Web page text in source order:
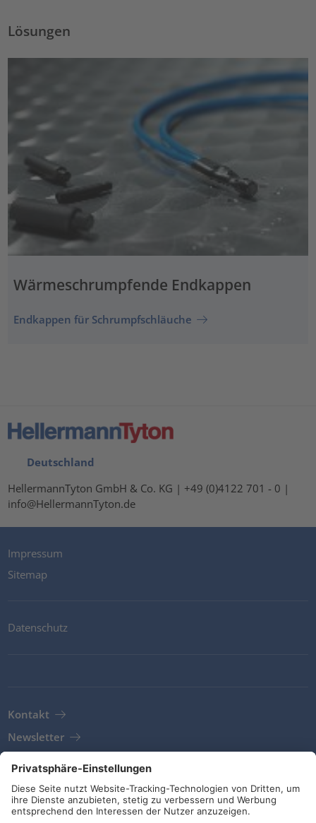
Lösungen
Wärmeschrumpfende Endkappen
Endkappen für Schrumpfschläuche
Deutschland
HellermannTyton GmbH & Co. KG | +49 (0)4122 701 - 0 |
info@HellermannTyton.de
Impressum
Sitemap
Datenschutz
Kontakt
Newsletter
AGB
Richtlinien und Bekentnisse